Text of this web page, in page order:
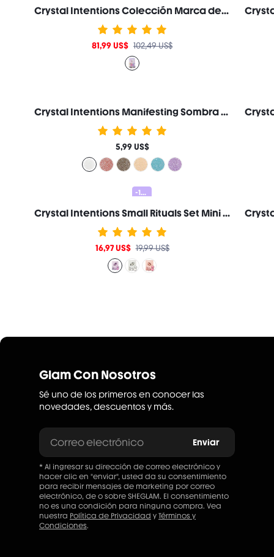
Crystal Intentions Colección Marca de Belleza Cosmética Maquillaje para Mujeres y Niñas
81,99 US$ 102,49 US$
Crystal Intentions Manifesting Sombra de Ojos con Glitter Brillante-Clear Quartz Marca de Belleza Cosmética Maquillaje para Mujeres y Niñas
5,99 US$
-15%
Crystal Intentions Small Rituals Set Mini Colección-Amethyst Marca de Belleza Cosmética Maquillaje para Mujeres y Niñas
16,97 US$ 19,99 US$
Glam Con Nosotros
Sé uno de los primeros en conocer las
novedades, descuentos y más.
Correo electrónico Enviar
* Al ingresar su dirección de correo electrónico y
hacer clic en "enviar", usted da su consentimiento
para recibir mensajes de marketing por correo
electrónico, de o sobre SHEGLAM. El consentimiento
no es una condición para ninguna compra. Vea
nuestra Política de Privacidad y Términos y
Condiciones.